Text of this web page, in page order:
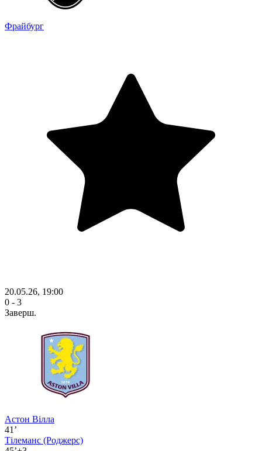
Фрайбург
20.05.26, 19:00
0 - 3
Заверш.
Астон Вілла
41’
Тілеманс (Роджерс)